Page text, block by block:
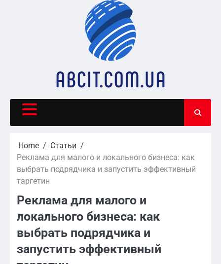
Home
Статьи
Реклама для малого и локального бизнеса: как
выбрать подрядчика и запустить эффективный
таргетин
Реклама для малого и
локального бизнеса: как
выбрать подрядчика и
запустить эффективный